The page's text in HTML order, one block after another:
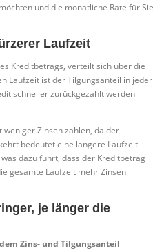
und die monatliche Rate für Sie
Laufzeit
Kreditbetrags, verteilt sich über die
Laufzeit ist der Tilgungsanteil in jeder
schneller zurückgezahlt werden
weniger Zinsen zahlen, da der
bedeutet eine längere Laufzeit
dazu führt, dass der Kreditbetrag
gesamte Laufzeit mehr Zinsen
je länger die
Zins- und Tilgungsanteil